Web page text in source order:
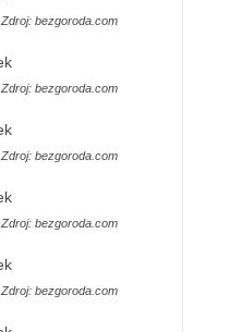
Zdroj: bezgoroda.com
Zdroj: bezgoroda.com
Zdroj: bezgoroda.com
Zdroj: bezgoroda.com
Zdroj: bezgoroda.com